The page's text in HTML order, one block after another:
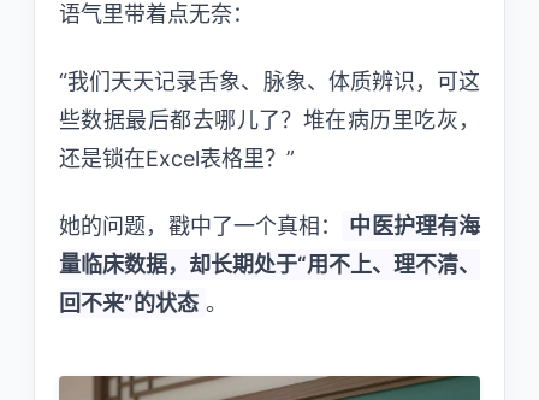
语气里带着点无奈：
“我们天天记录舌象、脉象、体质辨识，可这
些数据最后都去哪儿了？堆在病历里吃灰，
还是锁在Excel表格里？”
她的问题，戳中了一个真相：
中医护理有海
量临床数据，却长期处于“用不上、理不清、
回不来”的状态 。